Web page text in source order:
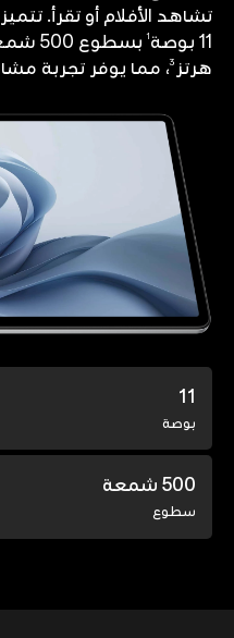
تشاهد الأفلام أو تقرأ.
11 بوصة
1 بسطوع 500 شمعة
هرتز
3، مما يوفر تجربة
11
بوصة
500 شمعة
سطوع